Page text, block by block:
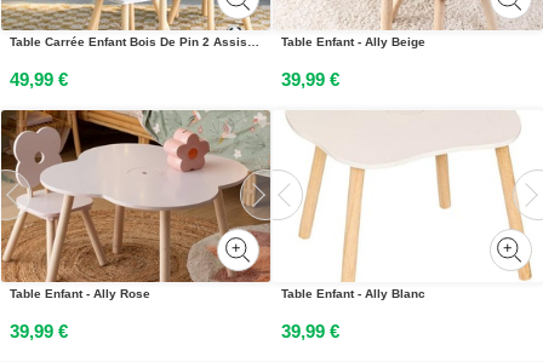
Table Carrée Enfant Bois De Pin 2 Assises - Judith Blanc
49,99 €
Table Enfant - Ally Beige
39,99 €
Table Enfant - Ally Rose
39,99 €
Table Enfant - Ally Blanc
39,99 €